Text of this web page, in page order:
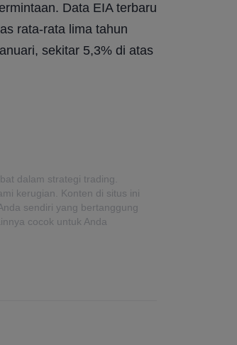
Data EIA terbaru
rata-rata lima tahun
sekitar 5,3% di atas
dalam strategi trading.
kerugian. Konten di situs ini
sendiri yang bertanggung
cocok untuk Anda